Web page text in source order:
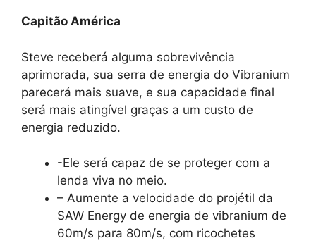
Capitão América
Steve receberá alguma sobrevivência
aprimorada, sua serra de energia do Vibranium
parecerá mais suave, e sua capacidade final
será mais atingível graças a um custo de
energia reduzido.
-Ele será capaz de se proteger com a
lenda viva no meio.
– Aumente a velocidade do projétil da
SAW Energy de energia de vibranium de
60m/s para 80m/s, com ricochetes